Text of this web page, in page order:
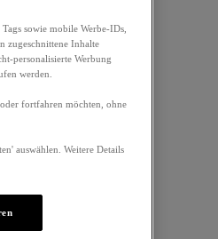
sowie mobile Werbe-IDs,
zugeschnittene Inhalte
personalisierte Werbung
werden.
fortfahren möchten, ohne
auswählen. Weitere Details